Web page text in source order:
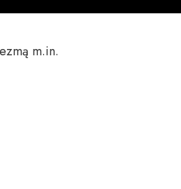
m.in.